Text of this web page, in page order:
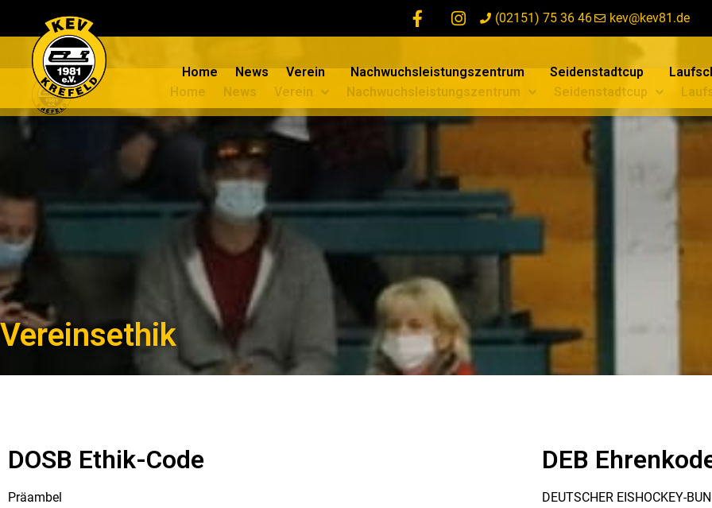
(02151) 75 36 46 kev@kev81.de
Home News Verein Nachwuchsleistungszentrum Seidenstadtcup
Home
News Verein Nachwuchsleistungszentrum Seidenstadtcup
Vereinsethik
DOSB Ethik-Code
Präambel
DEB
DEUTSCHER EISHOCKEY-